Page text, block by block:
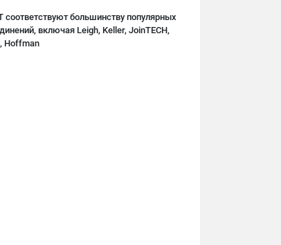
большинству популярных
включая Leigh, Keller, JoinTECH,
Hoffman